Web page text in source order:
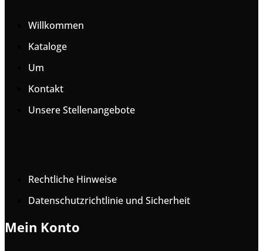
Willkommen
Kataloge
Um
Kontakt
Unsere Stellenangebote
Rechtliche Hinweise
Datenschutzrichtlinie und Sicherheit
Mein Konto